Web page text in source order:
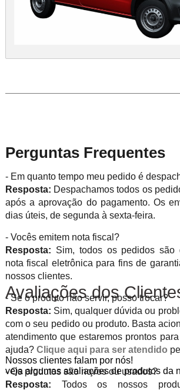
Perguntas Frequentes
- Em quanto tempo meu pedido é
Resposta: Despachamos todos os
após a aprovação do pagamento. Os
dias úteis, de segunda à sexta-feira.
- Vocês emitem nota fiscal?
Resposta: Sim, todos os pedidos são
nota fiscal eletrônica para fins de
nossos clientes.
- Se o produto não servir, posso trocar?
Resposta: Sim, qualquer dúvida ou
com o seu pedido ou produto. Basta
atendimento que estaremos prontos
ajuda? Clique aqui para ser atendido
- Os produtos são novos ou usados?
Resposta: Todos os nossos
Avaliações dos
Nossos clientes falam por nós!
veja algumas avaliações de produtos da